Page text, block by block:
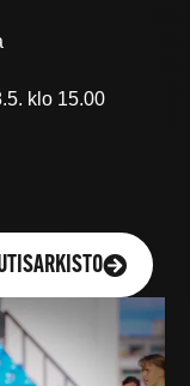
klo 15.00